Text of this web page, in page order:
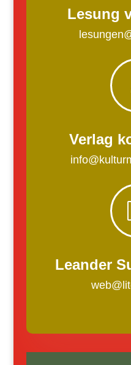
Lesung
Verlag
Leander